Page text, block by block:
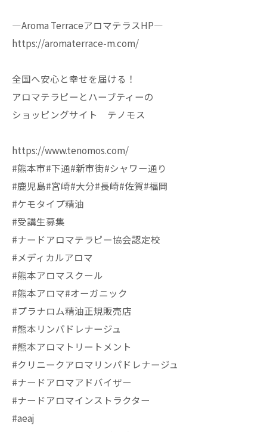
—Aroma TerraceアロマテラスHP—
https://aromaterrace-m.com/
全国へ安心と幸せを届ける！
アロマテラピーとハーブティーの
ショッピングサイト テノモス
https://www.tenomos.com/
#熊本市#下通#新市街#シャワー通り
#鹿児島#宮崎#大分#長崎#佐賀#福岡
#ケモタイプ精油
#受講生募集
#ナードアロマテラピー協会認定校
#メディカルアロマ
#熊本アロマスクール
#熊本アロマ#オーガニック
#プラナロム精油正規販売店
#熊本リンパドレナージュ
#熊本アロマトリートメント
#クリニークアロマリンパドレナージュ
#ナードアロマアドバイザー
#ナードアロマインストラクター
#aeaj